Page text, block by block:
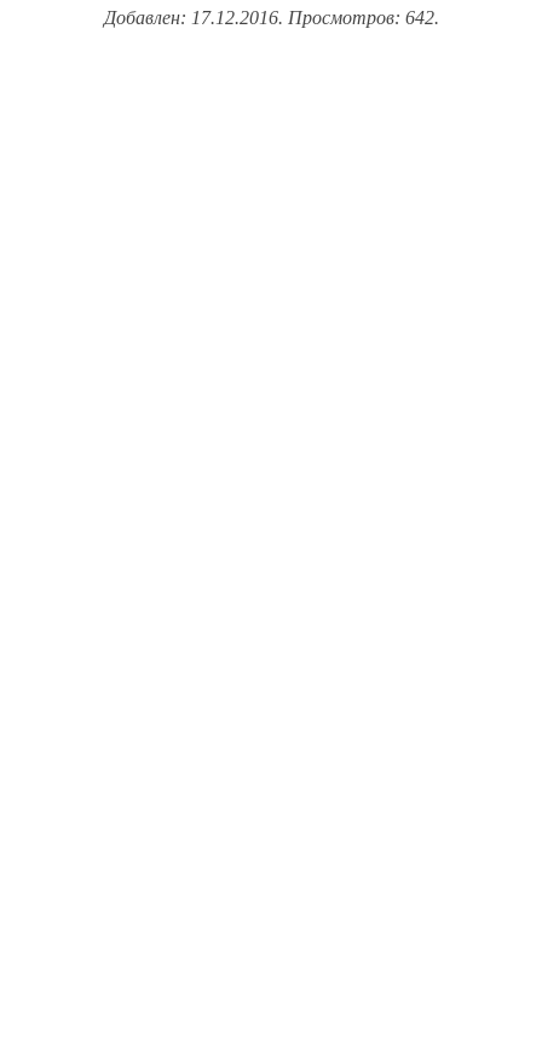
Добавлен: 17.12.2016. Просмотров: 642.